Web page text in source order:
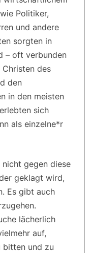
Politiker,
und andere
sorgten in
– oft verbunden
Christen des
den
in den meisten
sich
als einzelne*r
nicht gegen diese
geklagt wird,
Es gibt auch
lächerlich
auf,
bitten und zu